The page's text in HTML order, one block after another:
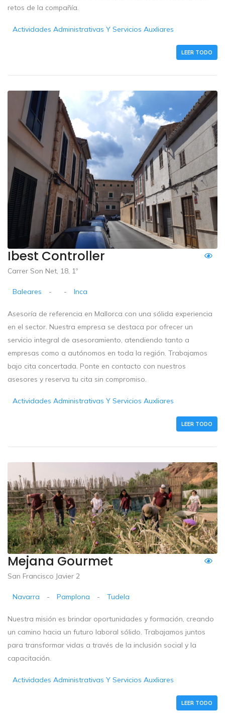
retos de la compañía.
Actividades Administrativas Y Servicios Auxliares
LEER TODO
Ibest Controller
Carrer Son Net, 18, 1º
Baleares - - Inca
Asesoría de referencia en Mallorca con una sólida experiencia
en el sector. Nuestra empresa se destaca por ofrecer un
servicio integral de asesoramiento, atendiendo tanto a
empresas como a autónomos en toda la región. Trabajamos
bajo cita concertada. Ponte en contacto con nuestros
asesores y reserva tu cita sin compromiso.
Actividades Administrativas Y Servicios Auxliares
LEER TODO
Mejana Gourmet
San Francisco Javier 2
Navarra - Pamplona - Tudela
Nuestra misión es brindar oportunidades y formación, creando
un camino hacia un futuro laboral sólido. Trabajamos juntos
para transformar vidas a través de la inclusión social y la
capacitación.
Actividades Administrativas Y Servicios Auxliares
LEER TODO